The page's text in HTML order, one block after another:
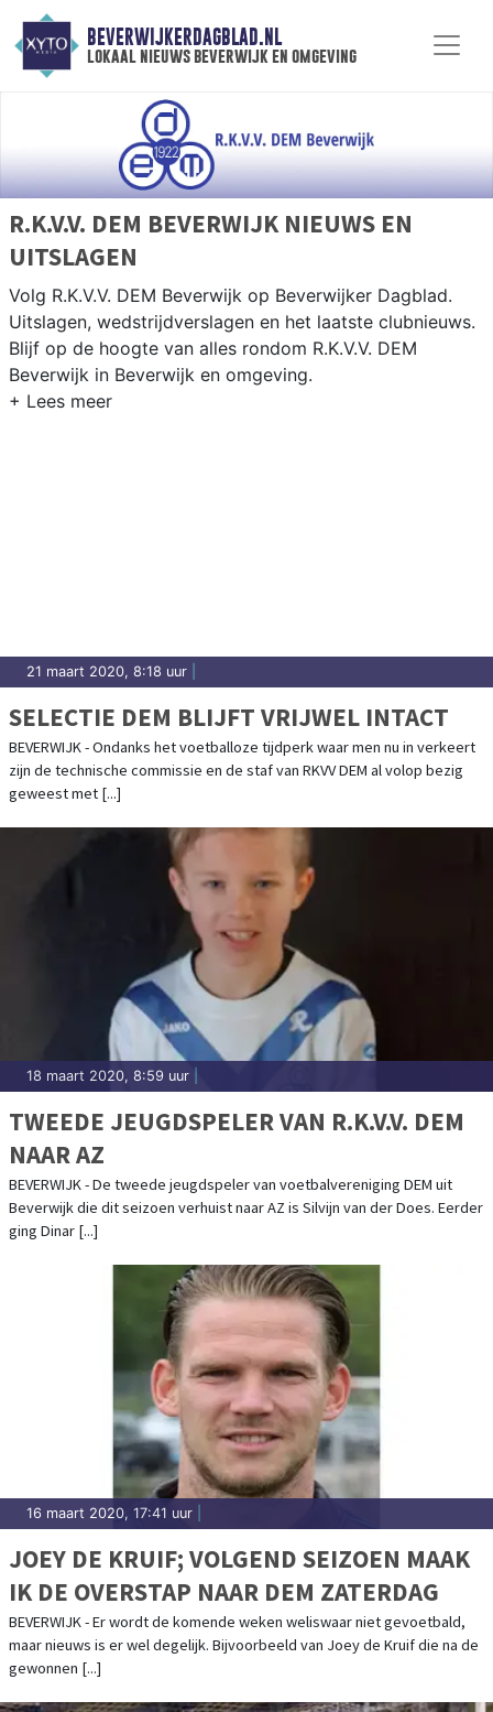
BEVERWIJKERDAGBLAD.NL
lokaal nieuws beverwijk en omgeving
R.K.V.V. DEM BEVERWIJK NIEUWS EN
UITSLAGEN
Volg R.K.V.V. DEM Beverwijk op Beverwijker Dagblad.
Uitslagen, wedstrijdverslagen en het laatste clubnieuws.
Blijf op de hoogte van alles rondom R.K.V.V. DEM
Beverwijk in Beverwijk en omgeving.
21 maart 2020, 8:18 uur
SELECTIE DEM BLIJFT VRIJWEL INTACT
BEVERWIJK - Ondanks het voetballoze tijdperk waar men nu in verkeert
zijn de technische commissie en de staf van RKVV DEM al volop bezig
geweest met [...]
18 maart 2020, 8:59 uur
TWEEDE JEUGDSPELER VAN R.K.V.V. DEM
NAAR AZ
BEVERWIJK - De tweede jeugdspeler van voetbalvereniging DEM uit
Beverwijk die dit seizoen verhuist naar AZ is Silvijn van der Does. Eerder
ging Dinar [...]
16 maart 2020, 17:41 uur
JOEY DE KRUIF; VOLGEND SEIZOEN MAAK
IK DE OVERSTAP NAAR DEM ZATERDAG
BEVERWIJK - Er wordt de komende weken weliswaar niet gevoetbald,
maar nieuws is er wel degelijk. Bijvoorbeeld van Joey de Kruif die na de
gewonnen [...]